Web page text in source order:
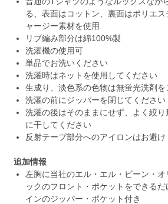
る、表面はコットン、裏面はポリエ
ャージー素材を使用
リブ編み部分は綿100%製
洗濯機の使用可
単品でお洗いください
洗濯時はネットを使用してください
生成り、淡色系の色物は無蛍光洗剤
洗濯の前にジッパーを閉じてください
洗濯の後はそのままにせず、よく絞
に干してください
反射テープ部分へのアイロンはお避け
追加情報
左胸に当社のエル・エル・ビーン・
ックのフロント・ポケットをできる
インのジッパー・ポケット付き